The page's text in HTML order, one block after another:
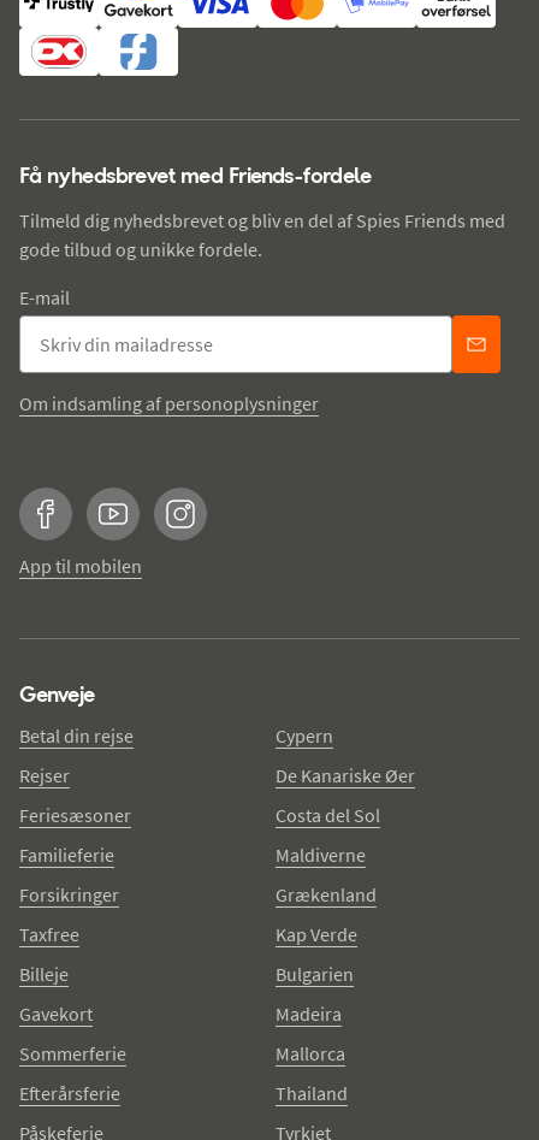
Få nyhedsbrevet med Friends-fordele
Tilmeld dig nyhedsbrevet og bliv en del af Spies Friends med
gode tilbud og unikke fordele.
E-mail
Om indsamling af personoplysninger
FacebookYouTubeInstagram
App til mobilen
Genveje
Betal din rejse
Rejser
Feriesæsoner
Familieferie
Forsikringer
Taxfree
Billeje
Gavekort
Sommerferie
Efterårsferie
Påskeferie
Cypern
De Kanariske Øer
Costa del Sol
Maldiverne
Grækenland
Kap Verde
Bulgarien
Madeira
Mallorca
Thailand
Tyrkiet